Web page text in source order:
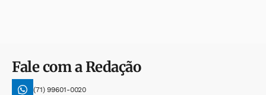
Fale com a Redação
(71) 99601-0020